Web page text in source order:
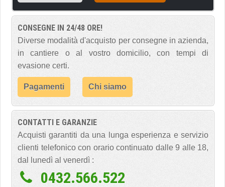
CONSEGNE IN 24/48 ORE!
Diverse modalità d'acquisto per consegne in azienda,
in cantiere o al vostro domicilio, con tempi di
evasione certi.
Pagamenti Chi siamo
CONTATTI E GARANZIE
Acquisti garantiti da una lunga esperienza e servizio
clienti telefonico con orario continuato dalle 9 alle 18,
dal lunedì al venerdì :
0432.566.522